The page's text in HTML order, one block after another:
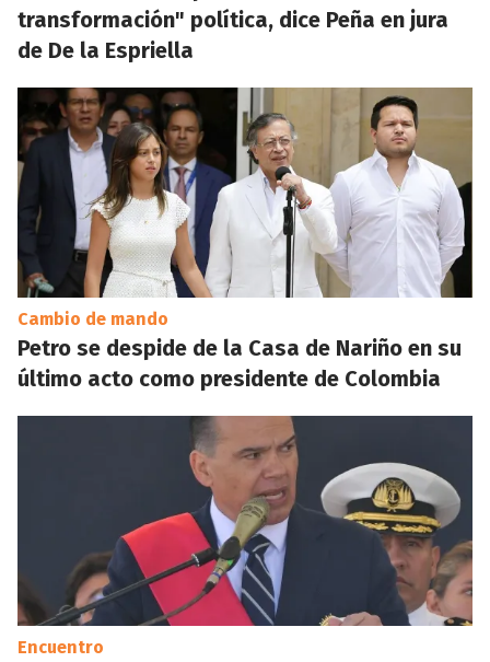
transformación" política, dice Peña en jura
de De la Espriella
Cambio de mando
Petro se despide de la Casa de Nariño en su
último acto como presidente de Colombia
Encuentro